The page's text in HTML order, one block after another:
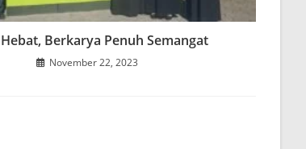
Berkarya Penuh Semangat
November 22, 2023